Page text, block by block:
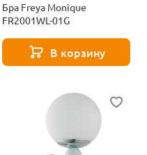
Бра Freya Monique
FR2001WL-01G
В корзину